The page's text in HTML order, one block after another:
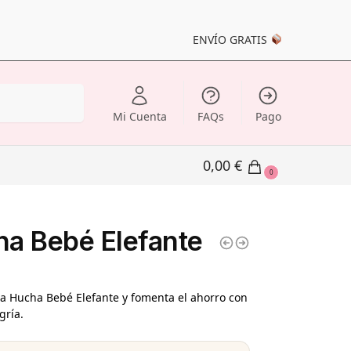
ENVÍO GRATIS
Mi Cuenta FAQs Pago
0,00 € 0
Bebé Elefante
Hucha Bebé Elefante y fomenta el ahorro con